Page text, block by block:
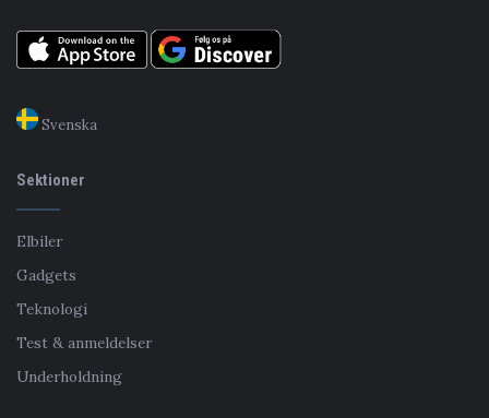
Svenska
Sektioner
Elbiler
Gadgets
Teknologi
Test & anmeldelser
Underholdning